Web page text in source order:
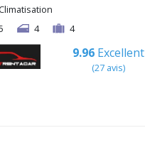
4 4
9.96 Excellent
(27 avis)